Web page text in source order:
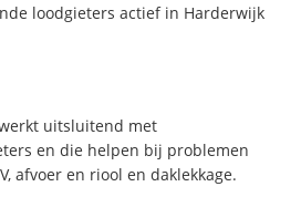
loodgieters actief in Harderwijk
uitsluitend met
en die helpen bij problemen
afvoer en riool en daklekkage.